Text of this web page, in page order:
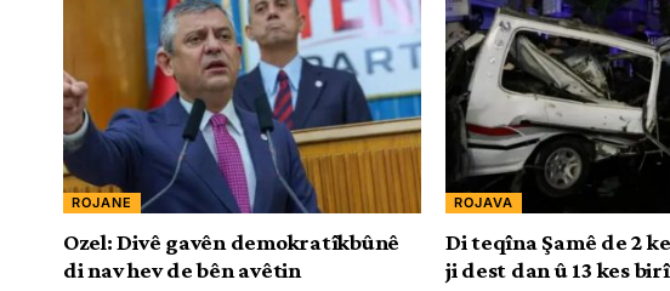
ROJANE
Ozel: Divê gavên demokratîkbûnê
di nav hev de bên avêtin
ROJAVA
Di teqîna Şamê de 2
ji dest dan û 13 kes